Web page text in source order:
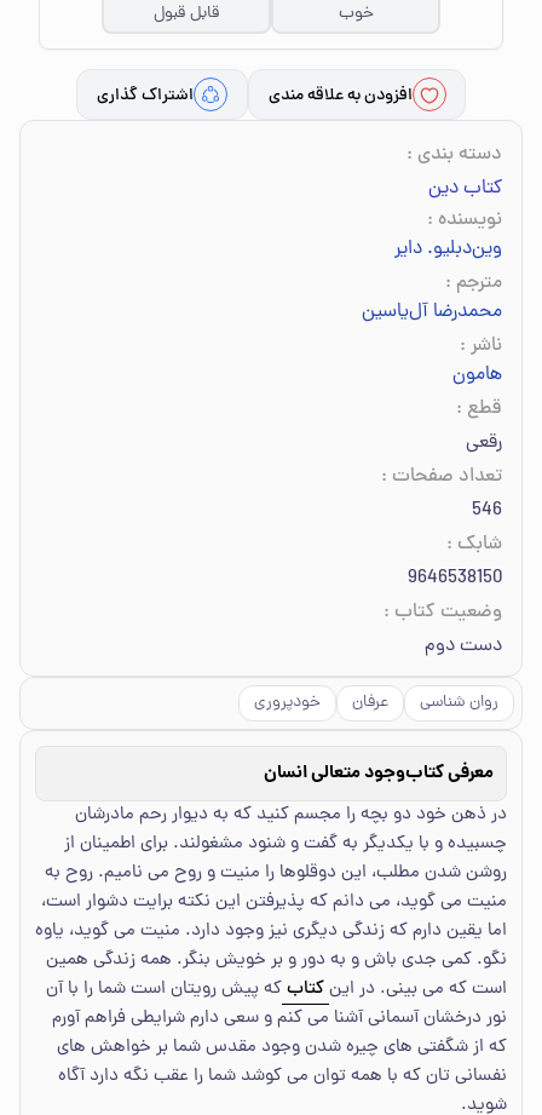
خوب
قابل قبول
افزودن به علاقه مندی اشتراک گذاری
دسته بندی :
کتاب دین
نویسنده :
وین‌دبلیو. دایر
مترجم :
محمدرضا آل‌یاسین
ناشر :
هامون
قطع :
رقعی
تعداد صفحات :
546
شابک :
9646538150
وضعیت کتاب :
دست دوم
روان شناسی عرفان خودپروری
معرفی کتابوجود متعالی انسان
در ذهن خود دو بچه را مجسم کنید که به دیوار رحم مادرشان
چسبیده و با یکدیگر به گفت و شنود مشغولند. برای اطمینان از
روشن شدن مطلب، این دوقلوها را منیت و روح می نامیم. روح به
منیت می گوید، می دانم که پذیرفتن این نکته برایت دشوار است،
اما یقین دارم که زندگی دیگری نیز وجود دارد. منیت می گوید، یاوه
نگو. کمی جدی باش و به دور و بر خویش بنگر. همه زندگی همین
است که می بینی. در اینکتابکه پیش رویتان است شما را با آن
نور درخشان آسمانی آشنا می کنم و سعی دارم شرایطی فراهم آورم
که از شگفتی های چیره شدن وجود مقدس شما بر خواهش های
نفسانی تان که با همه توان می کوشد شما را عقب نگه دارد آگاه
شوید.